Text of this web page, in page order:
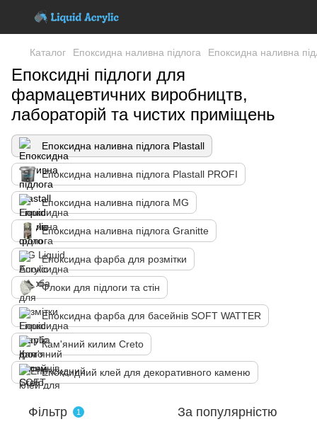
Каталог Епоксидна наливна підлога Епоксидна наливна
Епоксидні підлоги для
фармацевтичних виробництв,
лабораторій та чистих приміщень
Епоксидна наливна підлога Plastall
Епоксидна наливна підлога Plastall PROFI
Епоксидна наливна підлога MG
Епоксидна наливна підлога Granitte
Епоксидна фарба для розмітки
Флоки для підлоги та стін
Епоксидна фарба для басейнів SOFT WATTER
Кам'яний килим Creto
Епоксидний клей для декоративного каменю
Фільтр 1 За популярністю